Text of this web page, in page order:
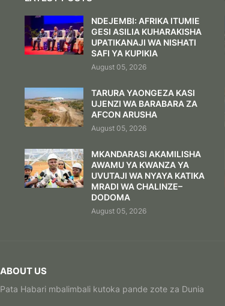
NDEJEMBI: AFRIKA ITUMIE
GESI ASILIA KUHARAKISHA
UPATIKANAJI WA NISHATI
SAFI YA KUPIKIA
August 05, 2026
TARURA YAONGEZA KASI
UJENZI WA BARABARA ZA
AFCON ARUSHA
August 05, 2026
MKANDARASI AKAMILISHA
AWAMU YA KWANZA YA
UVUTAJI WA NYAYA KATIKA
MRADI WA CHALINZE–
DODOMA
August 05, 2026
ABOUT US
Pata Habari mbalimbali kutoka pande zote za Dunia